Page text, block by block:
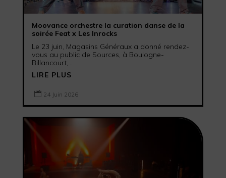
Moovance orchestre la curation danse de la
soirée Feat x Les Inrocks
Le 23 juin, Magasins Généraux a donné rendez-
vous au public de Sources, à Boulogne-
Billancourt,...
LIRE PLUS
 24 Juin 2026